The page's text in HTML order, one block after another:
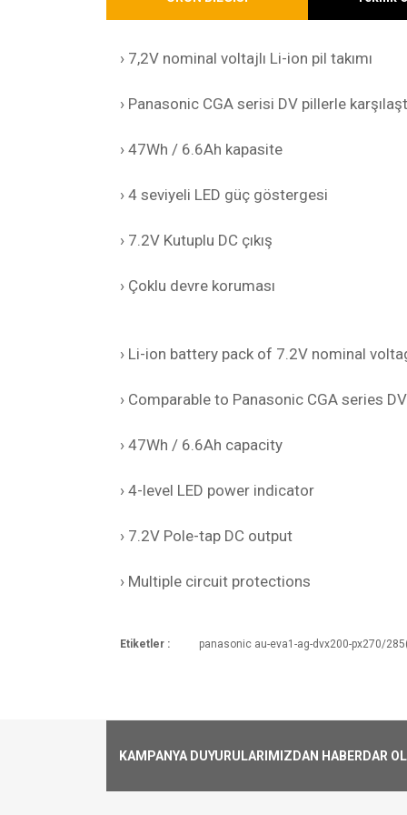
› 7,2V nominal voltajlı Li-ion pil takımı
› Panasonic CGA serisi DV pillerle
› 47Wh / 6.6Ah kapasite
› 4 seviyeli LED güç göstergesi
› 7.2V Kutuplu DC çıkış
› Çoklu devre koruması
› Li-ion battery pack of 7.2V nominal
› Comparable to Panasonic CGA series
› 47Wh / 6.6Ah capacity
› 4-level LED power indicator
› 7.2V Pole-tap DC output
› Multiple circuit protections
Nominal Gerilim
Kapasite
47Wh, 6.6Ah
1000₺ Üstü siparişlerin tümü
alınmaktadır.
Aynı Gün Kargo
Saat 15:00'a kadar vermiş olduğunuz
Etiketler : panasonic au-eva1-ag-dvx200-px270/
KAMPANYA DUYURULARIMIZDAN HABERDAR